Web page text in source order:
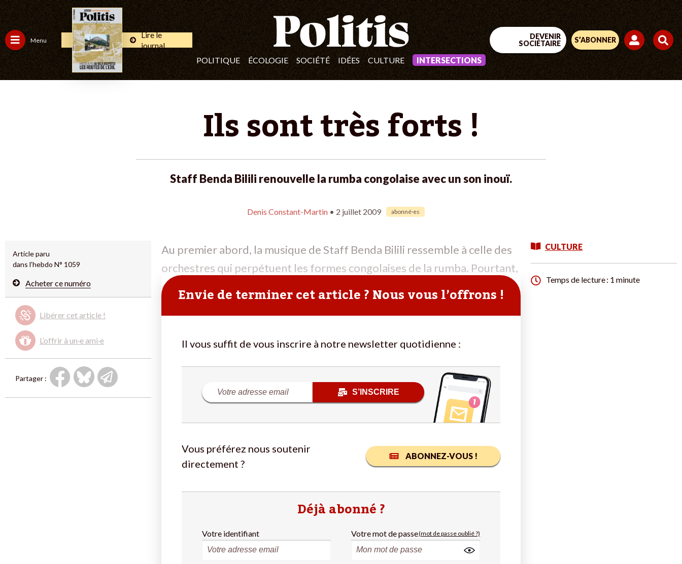
Menu
Lire le
journal
POLITIQUE
ÉCOLOGIE SOCIÉTÉ IDÉES CULTURE INTERSECTIONS
DEVENIR
SOCIÉTAIRE
S’ABONNER
Ils sont très forts !
Staff Benda Bilili renouvelle la rumba congolaise avec un son inouï.
Denis Constant-Martin • 2 juillet 2009 abonné·es
Article paru
dans l’hebdo N° 1059
Acheter ce numéro
Libérer cet article !
L’offrir à un·e ami·e
Partager :
Au premier abord, la musique de Staff Benda Bilili ressemble à celle des
orchestres qui perpétuent les formes congolaises de la rumba. Pourtant,
celui-ci ne sonne pas comme les autres. Les percussions sont
Envie de terminer cet article ? Nous vous l’offrons !
Il vous suffit de vous inscrire à notre newsletter quotidienne :
S’INSCRIRE
Vous préférez nous soutenir
directement ?
ABONNEZ-VOUS !
Déjà abonné ?
Votre identifiant Votre mot de passe(mot de passe oublié ?)
CULTURE
Temps de lecture : 1 minute